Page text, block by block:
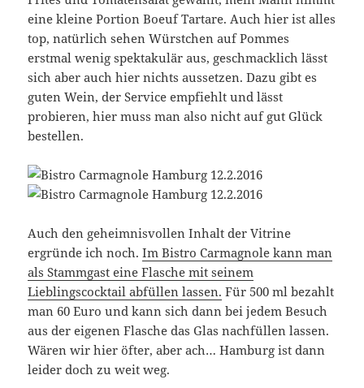
eine kleine Portion Boeuf Tartare. Auch hier ist alles
top, natürlich sehen Würstchen auf Pommes
erstmal wenig spektakulär aus, geschmacklich lässt
sich aber auch hier nichts aussetzen. Dazu gibt es
guten Wein, der Service empfiehlt und lässt
probieren, hier muss man also nicht auf gut Glück
bestellen.
Auch den geheimnisvollen Inhalt der Vitrine
ergründe ich noch.Im Bistro Carmagnole kann man
als Stammgast eine Flasche mit seinem
Lieblingscocktail abfüllen lassen. Für 500 ml bezahlt
man 60 Euro und kann sich dann bei jedem Besuch
aus der eigenen Flasche das Glas nachfüllen lassen.
Wären wir hier öfter, aber ach… Hamburg ist dann
leider doch zu weit weg.